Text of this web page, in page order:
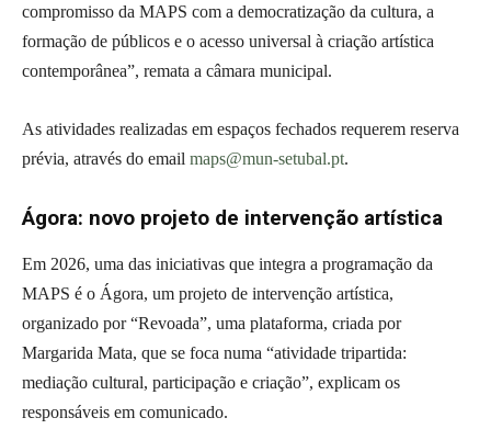
compromisso da MAPS com a democratização da cultura, a
formação de públicos e o acesso universal à criação artística
contemporânea”, remata a câmara municipal.
As atividades realizadas em espaços fechados requerem reserva
prévia, através do email maps@mun-setubal.pt.
Ágora: novo projeto de intervenção artística
Em 2026, uma das iniciativas que integra a programação da
MAPS é o Ágora, um projeto de intervenção artística,
organizado por “Revoada”, uma plataforma, criada por
Margarida Mata, que se foca numa “atividade tripartida:
mediação cultural, participação e criação”, explicam os
responsáveis em comunicado.